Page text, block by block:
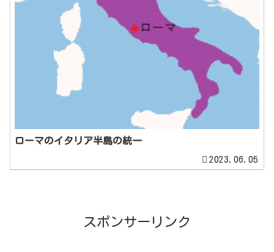
ローマのイタリア半島の統一
2023.06.05
スポンサーリンク